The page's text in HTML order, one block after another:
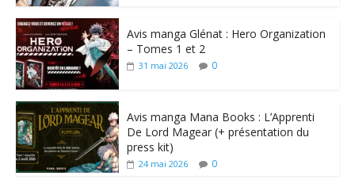
Avis manga Glénat : Hero Organization
– Tomes 1 et 2
31 mai 2026 0
Avis manga Mana Books : L’Apprenti
De Lord Magear (+ présentation du
press kit)
24 mai 2026 0